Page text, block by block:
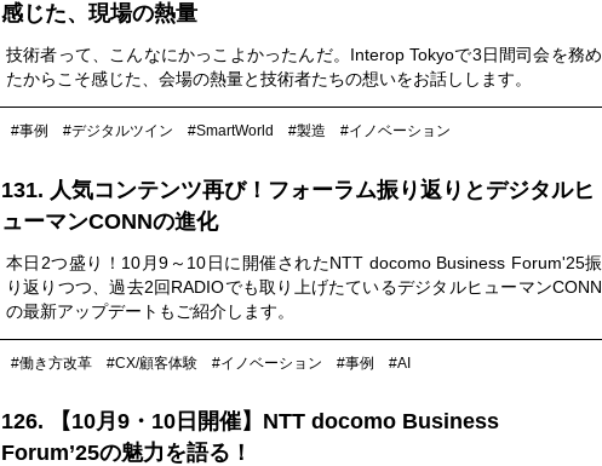
感じた、現場の熱量
技術者って、こんなにかっこよかったんだ。Interop Tokyoで3日間司会を務め
たからこそ感じた、会場の熱量と技術者たちの想いをお話しします。
#事例 #デジタルツイン #SmartWorld #製造 #イノベーション
131. 人気コンテンツ再び！フォーラム振り返りとデジタルヒ
ューマンCONNの進化
本日2つ盛り！10月9～10日に開催されたNTT docomo Business Forum'25振
り返りつつ、過去2回RADIOでも取り上げたているデジタルヒューマンCONN
の最新アップデートもご紹介します。
#働き方改革 #CX/顧客体験 #イノベーション #事例 #AI
126. 【10月9・10日開催】NTT docomo Business
Forum’25の魅力を語る！